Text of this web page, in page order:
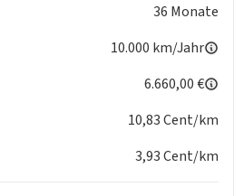
konvex, Beifahrerseite konvex
Assist)
(1-Gang)
36 Monate
10.000 km/Jahr
6.660,00 €
10,83 Cent/km
3,93 Cent/km